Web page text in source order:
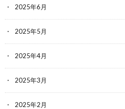
2025年6月
2025年5月
2025年4月
2025年3月
2025年2月